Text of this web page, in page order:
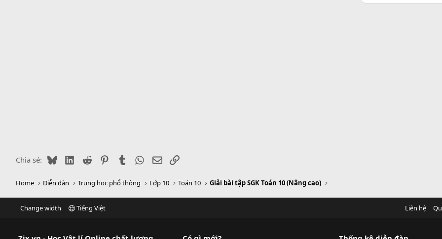
Chia sẻ: BlueskyLinkedIn
Reddit PinterestTumblr WhatsApp
EmailLink
Home Diễn đàn Trung học phổ thông Lớp 10 Toán 10 Giải bài tập SGK Toán 10 (Nâng cao)
Change width Tiếng Việt Liên hệ